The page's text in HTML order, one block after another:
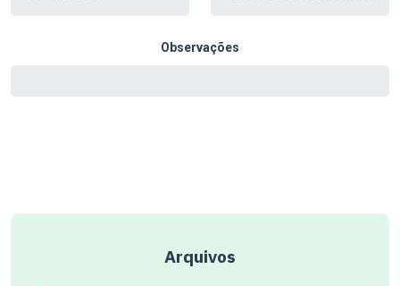
Arquivos
Observações